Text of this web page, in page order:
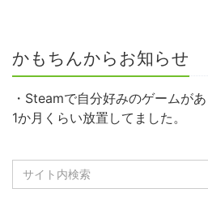
かもちんからお知らせ
・Steamで自分好みのゲームが
1か月くらい放置してました。